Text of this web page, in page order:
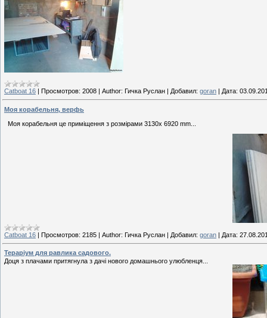
Catboat 16 | Просмотров: 2008 | Author: Гичка Руслан | Добавил: goran | Дата:
Моя корабельня, верфь
Моя корабельня це приміщення з розмірами 3130х 6920 mm...
Catboat 16 | Просмотров: 2185 | Author: Гичка Руслан | Добавил: goran | Дата:
Тераріум для равлика садового.
Доця з плачами притягнула з дачі нового домашнього улюбленця...